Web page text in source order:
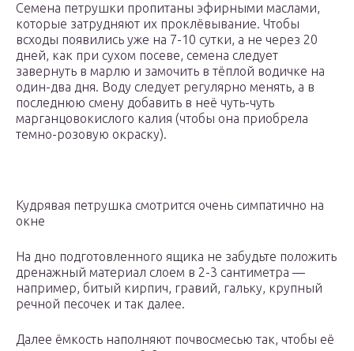
Семена петрушки пропитаны эфирными маслами,
которые затрудняют их проклёвывание. Чтобы
всходы появились уже на 7-10 сутки, а не через 20
дней, как при сухом посеве, семена следует
завернуть в марлю и замочить в тёплой водичке на
один-два дня. Воду следует регулярно менять, а в
последнюю смену добавить в неё чуть-чуть
марганцовокислого калия (чтобы она приобрела
темно-розовую окраску).
Кудрявая петрушка смотрится очень симпатично на
окне
На дно подготовленного ящика не забудьте положить
дренажный материал слоем в 2-3 сантиметра —
например, битый кирпич, гравий, гальку, крупный
речной песочек и так далее.
Далее ёмкость наполняют почвосмесью так, чтобы её